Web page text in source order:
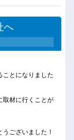
へ
ことになりました
取材に行くことが
ございました！